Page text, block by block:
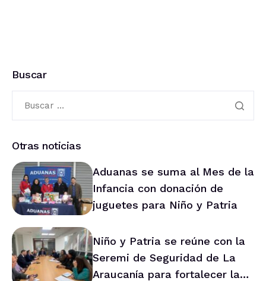
Buscar
Otras noticias
Aduanas se suma al Mes de la
Infancia con donación de
juguetes para Niño y Patria
Niño y Patria se reúne con la
Seremi de Seguridad de La
Araucanía para fortalecer la